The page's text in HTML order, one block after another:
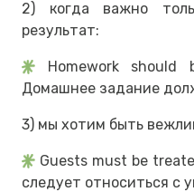
2) когда важно
результат:
Homework
Домашнее задание
3) мы хотим быть
Guests must be
следует относиться с